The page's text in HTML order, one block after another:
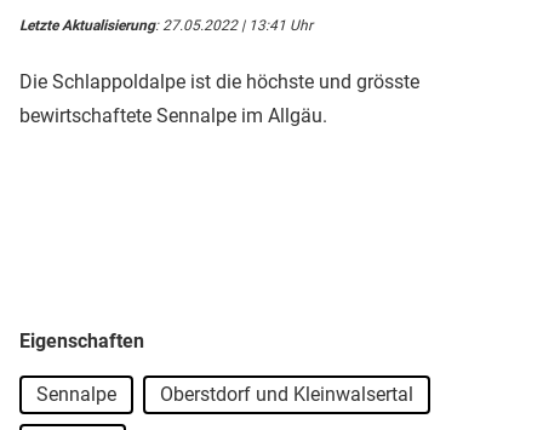
Letzte Aktualisierung: 27.05.2022 | 13:41 Uhr
Die Schlappoldalpe ist die höchste und grösste
bewirtschaftete Sennalpe im Allgäu.
Eigenschaften
Sennalpe Oberstdorf und Kleinwalsertal